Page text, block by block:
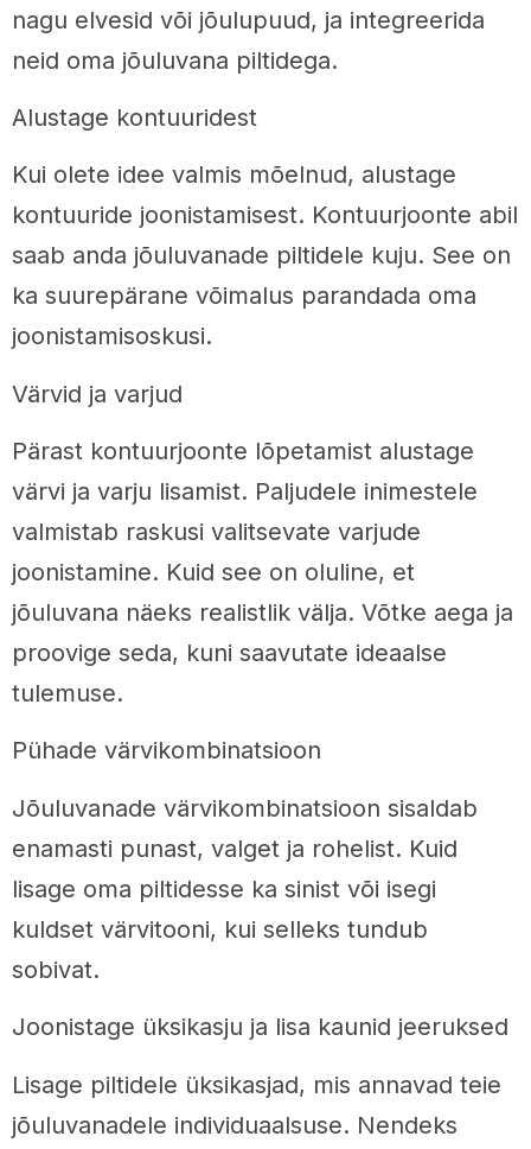
nagu elvesid või jõulupuud, ja integreerida
neid oma jõuluvana piltidega.
Alustage kontuuridest
Kui olete idee valmis mõelnud, alustage
kontuuride joonistamisest. Kontuurjoonte abil
saab anda jõuluvanade piltidele kuju. See on
ka suurepärane võimalus parandada oma
joonistamisoskusi.
Värvid ja varjud
Pärast kontuurjoonte lõpetamist alustage
värvi ja varju lisamist. Paljudele inimestele
valmistab raskusi valitsevate varjude
joonistamine. Kuid see on oluline, et
jõuluvana näeks realistlik välja. Võtke aega ja
proovige seda, kuni saavutate ideaalse
tulemuse.
Pühade värvikombinatsioon
Jõuluvanade värvikombinatsioon sisaldab
enamasti punast, valget ja rohelist. Kuid
lisage oma piltidesse ka sinist või isegi
kuldset värvitooni, kui selleks tundub
sobivat.
Joonistage üksikasju ja lisa kaunid jeeruksed
Lisage piltidele üksikasjad, mis annavad teie
jõuluvanadele individuaalsuse. Nendeks